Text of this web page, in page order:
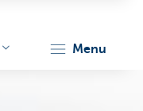
menu